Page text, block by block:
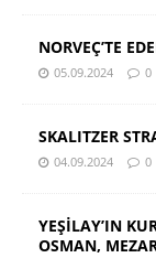
NORVEÇ’TE
05.09.2024 0
SKALITZER
04.09.2024 0
YEŞİLAY’IN
OSMAN,